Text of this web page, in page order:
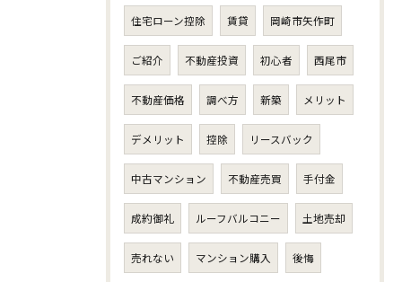
住宅ローン控除 賃貸 岡崎市矢作町
ご紹介 不動産投資 初心者 西尾市
不動産価格 調べ方 新築 メリット
デメリット 控除 リースバック
中古マンション 不動産売買 手付金
成約御礼 ルーフバルコニー 土地売却
売れない マンション購入 後悔